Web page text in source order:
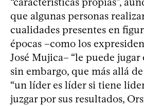
que algunas personas
cualidades presentes en
épocas –como los
José Mujica– “le puede jugar
sin embargo, que más allá
“un líder es líder si tiene
juzgar por sus resultados,